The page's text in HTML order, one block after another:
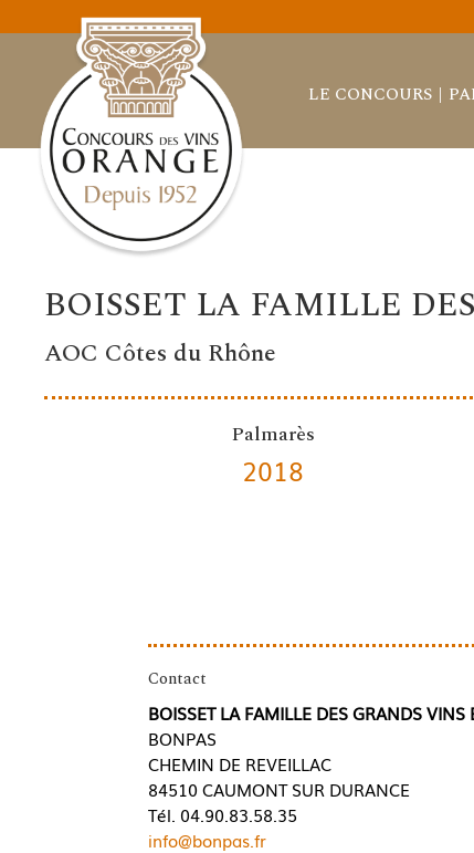
LE CONCOURS
BOISSET LA FAMILLE
AOC Côtes du Rhône
Palmarès
2018
Contact
BOISSET LA FAMILLE DES GRANDS VINS
BONPAS
CHEMIN DE REVEILLAC
84510 CAUMONT SUR DURANCE
Tél. 04.90.83.58.35
info@bonpas.fr